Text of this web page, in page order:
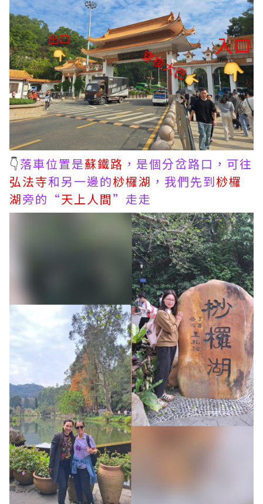
👇落車位置是蘇鐵路 ，是個分岔路口，可往
弘法寺和另一邊的桫欏湖 ，我們先到桫欏
湖旁的“天上人間”走走